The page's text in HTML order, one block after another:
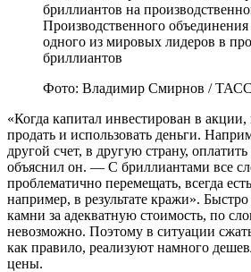
бриллиантов на
Производственного
одного из мировых лидеров в
бриллиантов
Фото: Владимир Смирнов / ТАСС
«Когда капитал инвестирован в
продать и использовать деньги.
другой счет, в другую страну,
объяснил он. — С бриллиантами все
проблематично перемещать, всегда
например, в результате кражи».
камни за адекватную стоимость, по
невозможно. Поэтому в ситуации
как правило, реализуют намного
цены.